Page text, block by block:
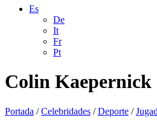
Es
De
It
Fr
Pt
Colin Kaepernick
Portada /Celebridades /Deporte /